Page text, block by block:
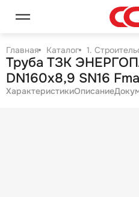
Главная Каталог 1.
Труба ТЗК
DN160х8,9 SN16
ХарактеристикиОписание